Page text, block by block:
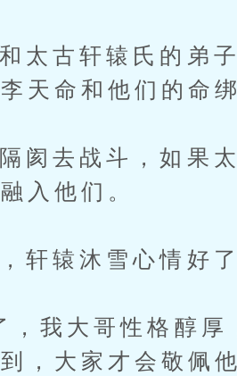
轩辕氏的弟子
天命和他们的命
战斗，如果太
入他们。
沐雪心情好了
大哥性格醇厚，
，大家才会敬佩